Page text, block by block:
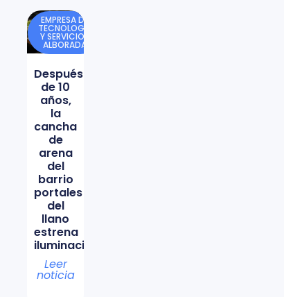
EMPRESA DE
TECNOLOGÍA
Y SERVICIOS
ALBORADA
Después
de 10
años,
la
cancha
de
arena
del
barrio
portales
del
llano
estrena
iluminación
Leer
noticia